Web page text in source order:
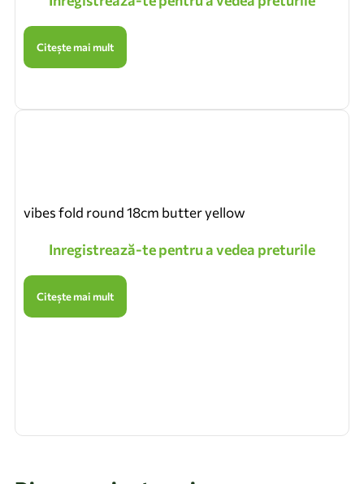
Citește mai mult
vibes fold round 18cm butter yellow
Inregistrează-te pentru a vedea preturile
Citește mai mult